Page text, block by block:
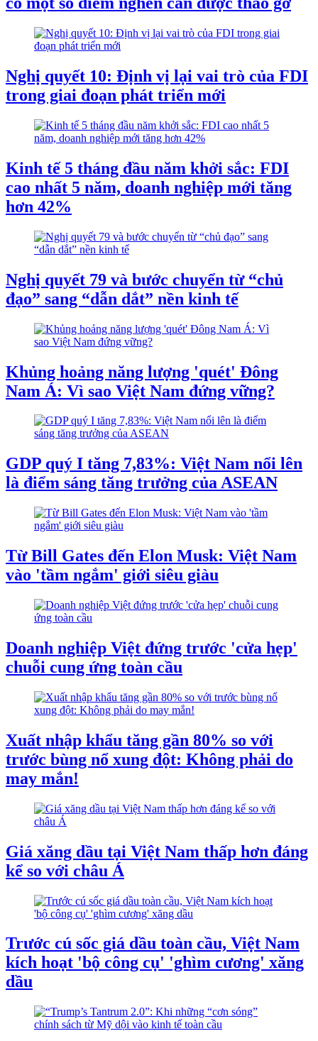
Nghị quyết 10: Định vị lại vai trò của FDI
trong giai đoạn phát triển mới
Kinh tế 5 tháng đầu năm khởi sắc: FDI
cao nhất 5 năm, doanh nghiệp mới tăng
hơn 42%
Nghị quyết 79 và bước chuyển từ “chủ
đạo” sang “dẫn dắt” nền kinh tế
Khủng hoảng năng lượng 'quét' Đông
Nam Á: Vì sao Việt Nam đứng vững?
GDP quý I tăng 7,83%: Việt Nam nổi lên
là điểm sáng tăng trưởng của ASEAN
Từ Bill Gates đến Elon Musk: Việt Nam
vào 'tầm ngắm' giới siêu giàu
Doanh nghiệp Việt đứng trước 'cửa hẹp'
chuỗi cung ứng toàn cầu
Xuất nhập khẩu tăng gần 80% so với
trước bùng nổ xung đột: Không phải do
may mắn!
Giá xăng dầu tại Việt Nam thấp hơn đáng
kể so với châu Á
Trước cú sốc giá dầu toàn cầu, Việt Nam
kích hoạt 'bộ công cụ' 'ghìm cương' xăng
dầu